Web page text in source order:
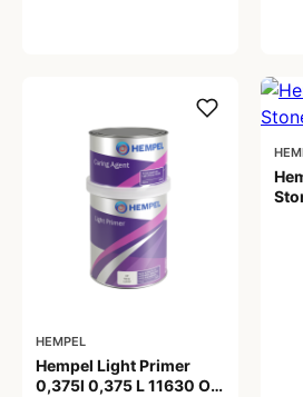
HEMPEL
Hempel Light Primer
0,375l 0,375 L 11630 Off